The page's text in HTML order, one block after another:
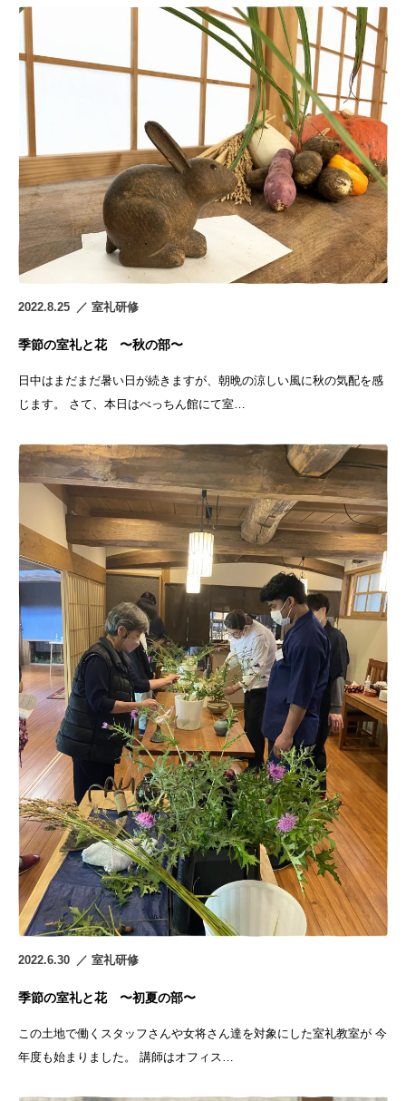
2022.8.25 室礼研修
季節の室礼と花 〜秋の部〜
日中はまだまだ暑い日が続きますが、朝晩の涼しい風に秋の気配を感
じます。 さて、本日はべっちん館にて室…
2022.6.30 室礼研修
季節の室礼と花 〜初夏の部〜
この土地で働くスタッフさんや女将さん達を対象にした室礼教室が 今
年度も始まりました。 講師はオフィス…